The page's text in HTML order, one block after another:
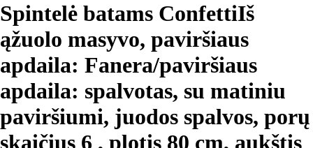
Spintelė batams ConfettiIš
ąžuolo masyvo, paviršiaus
apdaila: Fanera/paviršiaus
apdaila: spalvotas, su matiniu
paviršiumi, juodos spalvos, porų
skaičius 6 , plotis 80 cm, aukštis